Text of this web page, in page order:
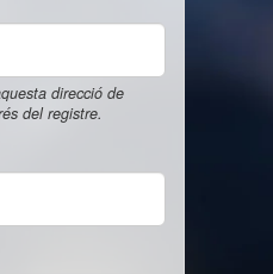
direcció de
del registre.